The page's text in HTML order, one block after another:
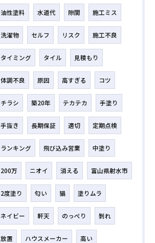
油性塗料 水道代 隙間 施工ミス
洗濯物 セルフ リスク 施工不良
タイミング タイル 見積もり
体調不良 原因 高すぎる コツ
チラシ 築20年 テカテカ 手塗り
手抜き 長期保証 適切 定期点検
ランキング 飛び込み営業 中塗り
200万 ニオイ 消える 富山県射水市
2度塗り 匂い 猫 塗りムラ
ネイビー 軒天 のっぺり 剝れ
放置 ハウスメーカー 高い